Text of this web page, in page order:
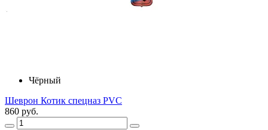
Чёрный
Шеврон Котик спецназ PVC
860 руб.